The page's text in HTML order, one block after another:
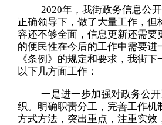
2020年，我街政务信息公
正确领导下，做了大量工作，但
容还不够全面，信息更新还需要
的便民性在今后的工作中需要进
《条例》的规定和要求，我街
以下几方面工作：
一是进一步加强对政务公
织。明确职责分工，完善工作机
方式方法，突出重点，注重实效